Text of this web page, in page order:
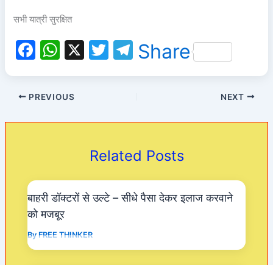
सभी यात्री सुरक्षित
F
c
e
b
k
W
at
s
A
X
T
T
a
m
Share
PREVIOUS NEXT
Related Posts
बाहरी डॉक्टरों से उल्टे – सीधे पैसा देकर इलाज करवाने
को मजबूर
By FREE THINKER